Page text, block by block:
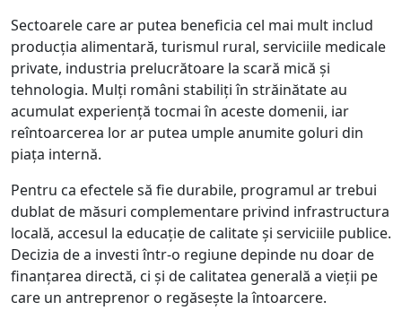
Sectoarele care ar putea beneficia cel mai mult includ
producția alimentară, turismul rural, serviciile medicale
private, industria prelucrătoare la scară mică și
tehnologia. Mulți români stabiliți în străinătate au
acumulat experiență tocmai în aceste domenii, iar
reîntoarcerea lor ar putea umple anumite goluri din
piața internă.
Pentru ca efectele să fie durabile, programul ar trebui
dublat de măsuri complementare privind infrastructura
locală, accesul la educație de calitate și serviciile publice.
Decizia de a investi într-o regiune depinde nu doar de
finanțarea directă, ci și de calitatea generală a vieții pe
care un antreprenor o regăsește la întoarcere.